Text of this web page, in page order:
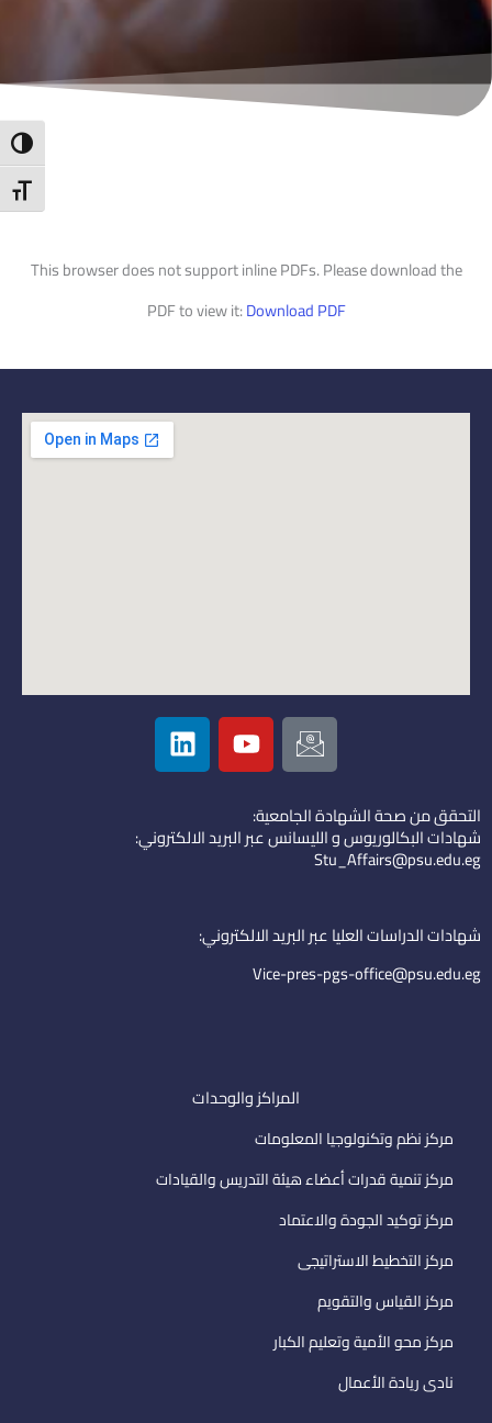
This browser does not support inline PDFs. Please download the
PDF to view it:Download PDF
I
c
o
n
-
e
i
l
Y
o
u
u
b
L
i
n
e
d
التحقق من صحة الشهادة الجامعية:
شهادات البكالوريوس و الليسانس عبر البريد الالكتروني:
Stu_Affairs@psu.edu.eg
شهادات الدراسات العليا عبر البريد الالكتروني:
Vice-pres-pgs-office@psu.edu.eg
المراكز والوحدات
مركز نظم وتكنولوجيا المعلومات
مركز تنمية قدرات أعضاء هيئة التدريس والقيادات
مركز توكيد الجودة والاعتماد
مركز التخطيط الاستراتيجى
مركز القياس والتقويم
مركز محو الأمية وتعليم الكبار
نادى ريادة الأعمال